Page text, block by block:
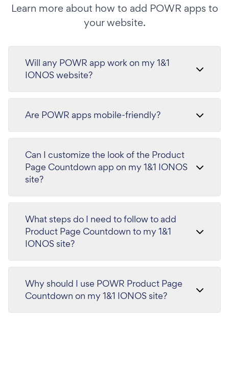
Learn more about how to add POWR apps to
your website.
Will any POWR app work on my 1&1
IONOS website?
Are POWR apps mobile-friendly?
Can I customize the look of the Product
Page Countdown app on my 1&1 IONOS
site?
What steps do I need to follow to add
Product Page Countdown to my 1&1
IONOS site?
Why should I use POWR Product Page
Countdown on my 1&1 IONOS site?